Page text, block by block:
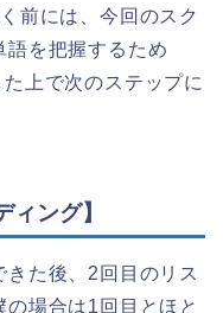
前には、今回のスク
語を把握するため
上で次のステップに
ング】
た後、2回目のリス
場合は1回目とほと